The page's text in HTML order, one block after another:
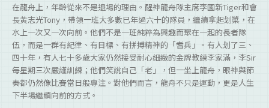
在龍舟上，年齡從來不是退場的理由。醒神龍舟隊主席李國新Tiger和會
長黃志光Tony，帶領一班大多數已年過六十的隊員，繼續拿起划槳，在
水上一次又一次向前。他們不是一班純粹為興趣而聚在一起的長者隊
伍，而是一群有紀律、有目標、有拼搏精神的「耆兵」。有人划了三、
四十年，有人七十多歲大家仍然接受耐心細緻的金牌教練李家滿，李Sir
每星期三次嚴謹訓練；他們笑說自己「老」，但一坐上龍舟，眼神與節
奏都仍然像比賽當日般專注。對他們而言，龍舟不只是運動，更是人生
下半場繼續向前的方式。